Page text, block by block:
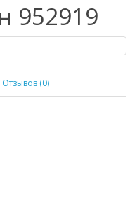
952919
Отзывов (0)